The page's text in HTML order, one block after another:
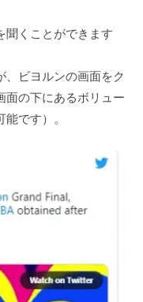
聞くことができます
、ビヨルンの画面をク
面の下にあるボリュー
です）。